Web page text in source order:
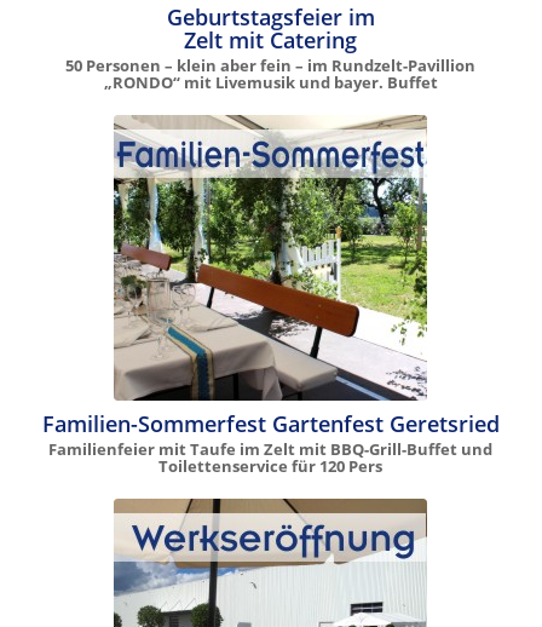
Geburtstagsfeier im
Zelt mit Catering
50 Personen – klein aber fein – im Rundzelt-Pavillion
„RONDO“ mit Livemusik und bayer. Buffet
Familien-Sommerfest Gartenfest Geretsried
Familienfeier mit Taufe im Zelt mit BBQ-Grill-Buffet und
Toilettenservice für 120 Pers